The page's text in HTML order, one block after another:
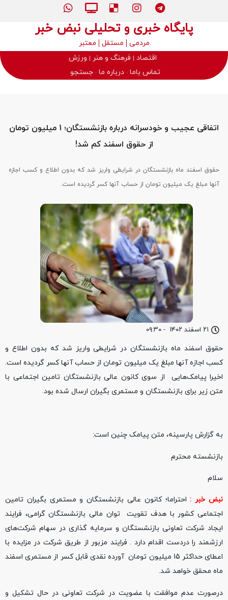
پایگاه خبری و تحلیلی نبض خبر
مردمی مستقل
معتبر
اقتصاد
فرهنگ و هنر
ورزش
تماس باما درباره ما جستجو
۲۱ اسفند ۱۴۰۲ - ۰۹:۳۰
اتفاقی عجیب و خودسرانه درباره بازنشستگان؛ 1 میلیون تومان
از حقوق اسفند کم شد!
حقوق اسفند ماه بازنشستگان در شرایطی واریز شد که بدون اطلاع و کسب اجازه
آنها مبلغ یک میلیون تومان از حساب آنها کسر گردیده است.
حقوق اسفند ماه بازنشستگان در شرایطی واریز شد که بدون اطلاع و
کسب اجازه آنها مبلغ یک میلیون تومان از حساب آنها کسر گردیده است.
اخیرا پیامک‌هایی از سوی کانون عالی بازنشستگان تامین اجتماعی با
متن زیر برای بازنشستگان و مستمری بگیران ارسال شده بود.
به گزارش پارسینه، متن پیامک چنین است:
بازنشسته محترم
سلام
نبض خبر :احتراما؛ کانون عالی بازنشستگان و مستمری بگیران تامین
اجتماعی کشور با هدف تقویت توان مالی بازنشستگان گرامی، فرایند
ایجاد شرکت تعاونی بازنشستگان و سرمایه گذاری در سهام شرکت‌های
ارزشمند را دردست اقدام دارد . فرایند مزبور از طریق شرکت در مزایده با
اعطای حداکثر 15 میلیون تومان آورده نقدی قابل کسر از مستمری اسفند
ماه محقق خواهد شد.
درصورت عدم موافقت با عضویت در شرکت تعاونی در حال تشکیل و